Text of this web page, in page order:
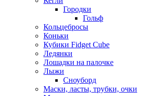
Городки
Гольф
Кольцебросы
Коньки
Кубики Fidget Cube
Ледянки
Лошадки на палочке
Лыжи
Сноуборд
Маски, ласты, трубки, очки